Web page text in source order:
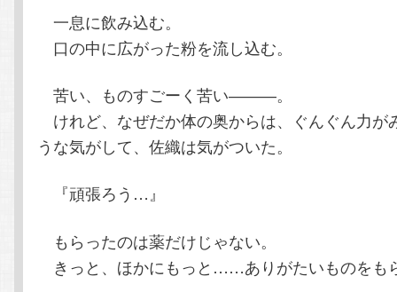
一息に飲み込む。
口の中に広がった粉を流し込む。
苦い、ものすごーく苦い―――。
けれど、なぜだか体の奥からは、ぐんぐん力が
うな気がして、佐織は気がついた。
『頑張ろう…』
もらったのは薬だけじゃない。
きっと、ほかにもっと……ありがたいものをも